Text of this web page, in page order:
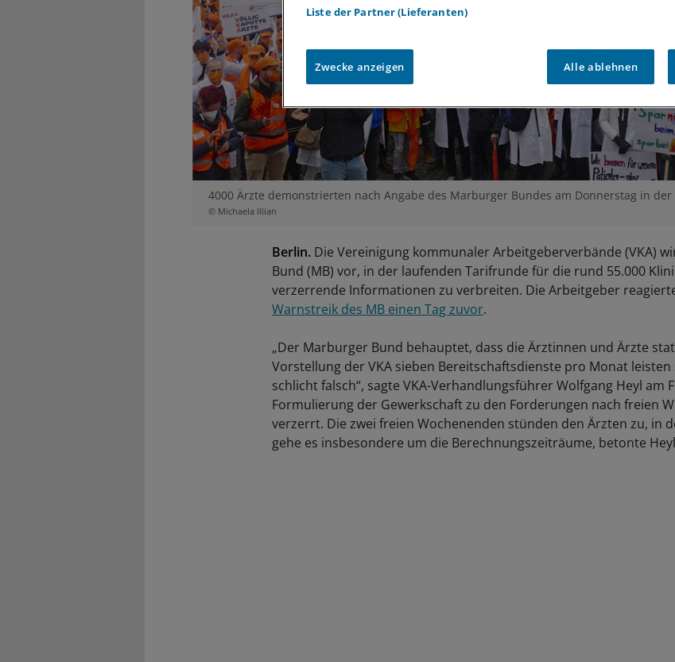
4000 Ärzte demonstrierten nach Angabe des Marburger Bundes am Donnerstag in
© Michaela Illian
Berlin. Die Vereinigung kommunaler Arbeitgeberverbände (VKA)
Bund (MB) vor, in der laufenden Tarifrunde für die rund 55.000
verzerrende Informationen zu verbreiten. Die Arbeitgeber
Warnstreik des MB einen Tag zuvor.
„Der Marburger Bund behauptet, dass die Ärztinnen und Ärzte
Vorstellung der VKA sieben Bereitschaftsdienste pro Monat leisten
schlicht falsch“, sagte VKA-Verhandlungsführer Wolfgang Heyl am
Formulierung der Gewerkschaft zu den Forderungen nach freien
verzerrt. Die zwei freien Wochenenden stünden den Ärzten zu, in
gehe es insbesondere um die Berechnungszeiträume, betonte
Liste der Partner (Lieferanten)
Zwecke anzeigen Alle ablehnen